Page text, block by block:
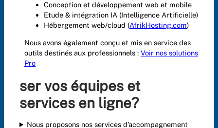
Conception et développement web et mobile
Etude & intégration IA (Intelligence Artificielle)
Hébergement web/cloud (AfrikHosting.com)
Nous avons également conçu et mis en service des
outils destinés aux professionnels : Voir nos solutions
Pro
ser vos équipes et
services en ligne?
Nous proposons nos services d’accompagnement